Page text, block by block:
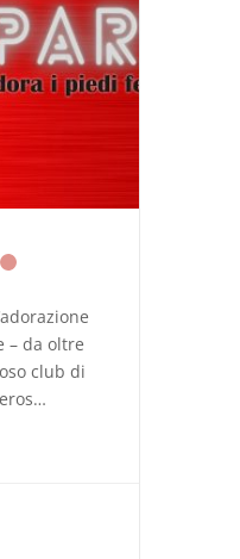
– da oltre
club di
e
fatta